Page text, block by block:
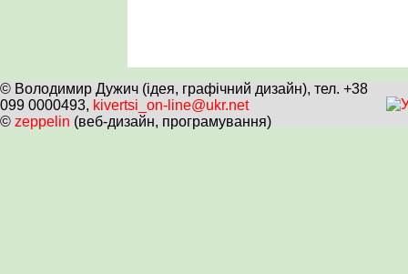
© Володимир Дужич (ідея, графічний дизайн), тел. +38
099 0000493, kivertsi_on-line@ukr.net
© zeppelin (веб-дизайн, програмування)